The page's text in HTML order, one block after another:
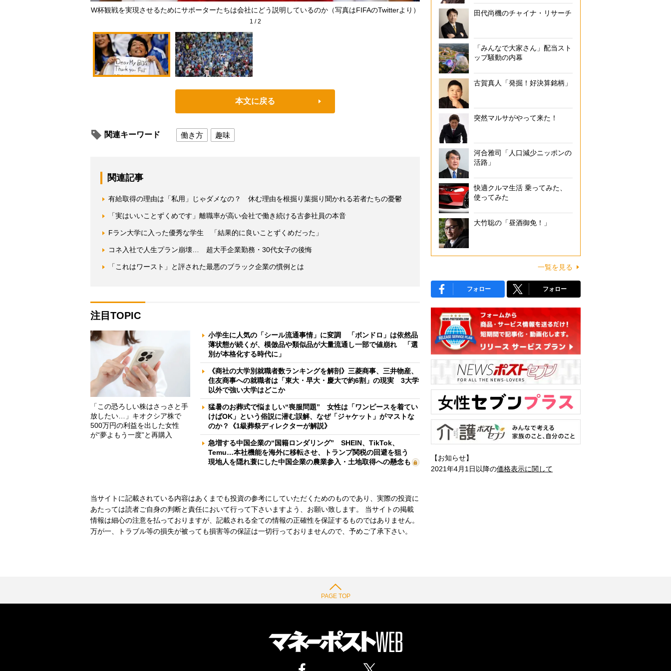
W杯観戦を実現させるためにサポーターたちは会社にどう説明しているのか（写真はFIFAのTwitterより） ブルーのゴミ袋を膨らませて日本代表に声援を送る大勢のサポーターたち（
1 /2
本文に戻る
関連キーワード 働き方 趣味
関連記事
有給取得の理由は「私用」じゃダメなの？ 休む理由を根掘り葉掘り聞かれる若者たちの憂鬱
「実はいいことずくめです」離職率が高い会社で働き続ける古参社員の本音
Fラン大学に入った優秀な学生 「結果的に良いことずくめだった」
コネ入社で人生プラン崩壊… 超大手企業勤務・30代女子の後悔
「これはワースト」と評された最悪のブラック企業の慣例とは
注目TOPIC
「この恐ろしい株はさっさと手
放したい…」キオクシア株で
500万円の利益を出した女性
が“夢よもう一度”と再購入
小学生に人気の「シール流通事情」に変調 「ボンドロ」は依然品
薄状態が続くが、模倣品や類似品が大量流通し一部で値崩れ 「選
別が本格化する時代に」
《商社の大学別就職者数ランキングを解剖》三菱商事、三井物産、
住友商事への就職者は「東大・早大・慶大で約6割」の現実 3大学
以外で強い大学はどこか
猛暑のお葬式で悩ましい“喪服問題” 女性は「ワンピースを着てい
けばOK」という俗説に潜む誤解、なぜ「ジャケット」がマストな
のか？《1級葬祭ディレクターが解説》
急増する中国企業の“国籍ロンダリング” SHEIN、TikTok、
Temu…本社機能を海外に移転させ、トランプ関税の回避を狙う
現地人を隠れ蓑にした中国企業の農業参入・土地取得への懸念も
当サイトに記載されている内容はあくまでも投資の参考にしていただくためのものであり、実際の投資に
あたっては読者ご自身の判断と責任において行って下さいますよう、お願い致します。 当サイトの掲載
情報は細心の注意を払っておりますが、記載される全ての情報の正確性を保証するものではありません。
万が一、トラブル等の損失が被っても損害等の保証は一切行っておりませんので、予めご了承下さい。
田代尚機のチャイナ・リサーチ
「みんなで大家さん」配当スト
ップ騒動の内幕
古賀真人「発掘！好決算銘柄」
突然マルサがやって来た！
河合雅司「人口減少ニッポンの
活路」
快適クルマ生活 乗ってみた、
使ってみた
大竹聡の「昼酒御免！」
一覧を見る
フォロー フォロー
【お知らせ】
2021年4月1日以降の価格表示に関して
PAGE TOP